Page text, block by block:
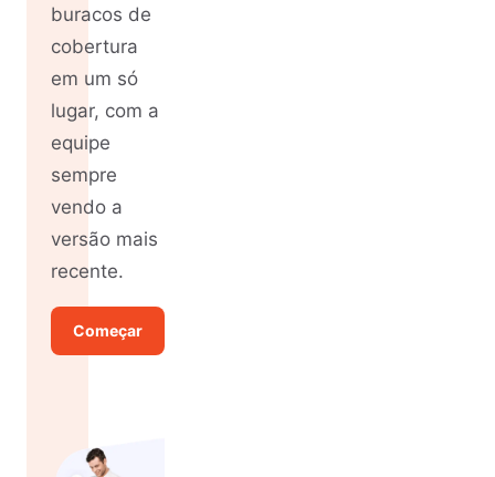
buracos de
cobertura
em um só
lugar, com a
equipe
sempre
vendo a
versão mais
recente.
Começar